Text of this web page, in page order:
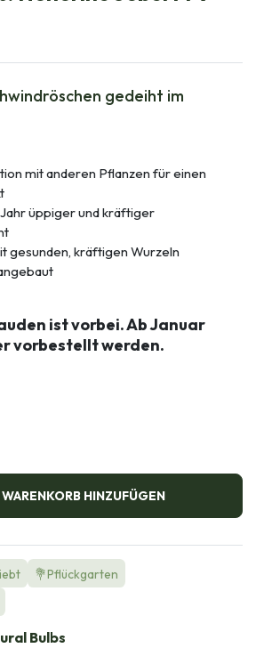
gedeiht im
mit anderen Pflanzen für einen
üppiger und kräftiger
gesunden, kräftigen Wurzeln
ist vorbei. Ab Januar
vorbestellt werden.
HINZUFÜGEN
💐Pflückgarten
Bulbs